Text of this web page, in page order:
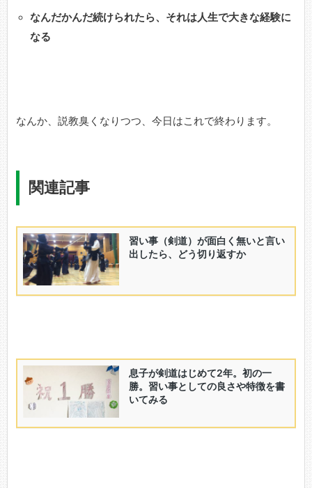
なんだかんだ続けられたら、それは人生で大きな経験に
なる
なんか、説教臭くなりつつ、今日はこれで終わります。
関連記事